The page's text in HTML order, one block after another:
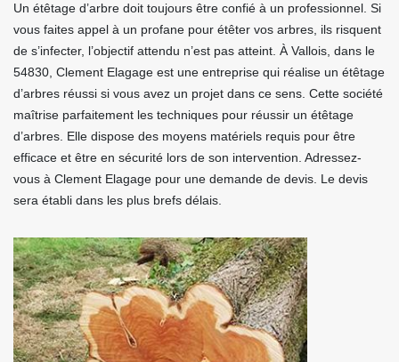
Un étêtage d’arbre doit toujours être confié à un professionnel. Si
vous faites appel à un profane pour étêter vos arbres, ils risquent
de s’infecter, l’objectif attendu n’est pas atteint. À Vallois, dans le
54830, Clement Elagage est une entreprise qui réalise un étêtage
d’arbres réussi si vous avez un projet dans ce sens. Cette société
maîtrise parfaitement les techniques pour réussir un étêtage
d’arbres. Elle dispose des moyens matériels requis pour être
efficace et être en sécurité lors de son intervention. Adressez-
vous à Clement Elagage pour une demande de devis. Le devis
sera établi dans les plus brefs délais.